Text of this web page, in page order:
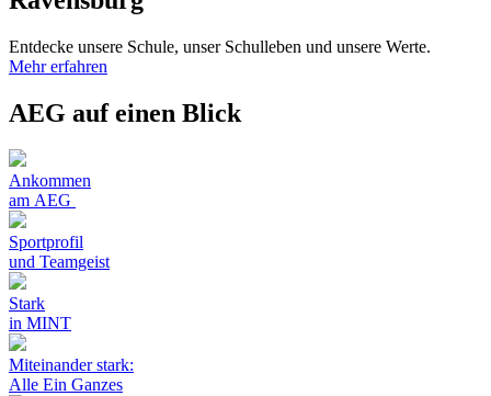
Entdecke unsere Schule, unser Schulleben und unsere Werte.
Mehr erfahren
AEG auf einen Blick
Ankommen
am AEG
Sportprofil
und Teamgeist
Stark
in MINT
Miteinander stark:
Alle Ein Ganzes